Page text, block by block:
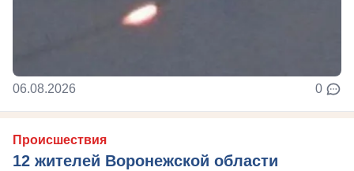
06.08.2026 0
Происшествия
12 жителей Воронежской области